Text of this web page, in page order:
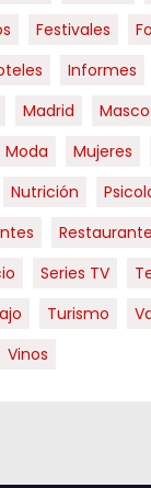
Festivales
Informes
Madrid
Moda Mujeres
Nutrición
Series TV
Turismo
Vinos